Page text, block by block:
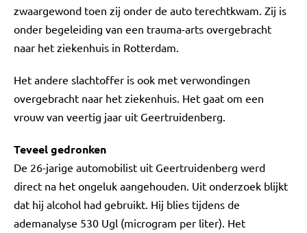
zwaargewond toen zij onder de auto terechtkwam. Zij is
onder begeleiding van een trauma-arts overgebracht
naar het ziekenhuis in Rotterdam.
Het andere slachtoffer is ook met verwondingen
overgebracht naar het ziekenhuis. Het gaat om een
vrouw van veertig jaar uit Geertruidenberg.
Teveel gedronken
De 26-jarige automobilist uit Geertruidenberg werd
direct na het ongeluk aangehouden. Uit onderzoek blijkt
dat hij alcohol had gebruikt. Hij blies tijdens de
ademanalyse 530 Ugl (microgram per liter). Het